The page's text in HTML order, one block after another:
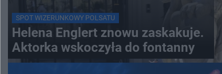
SPOT WIZERUNKOWY POLSATU
Helena Englert znowu zaskakuje.
Aktorka wskoczyła do fontanny